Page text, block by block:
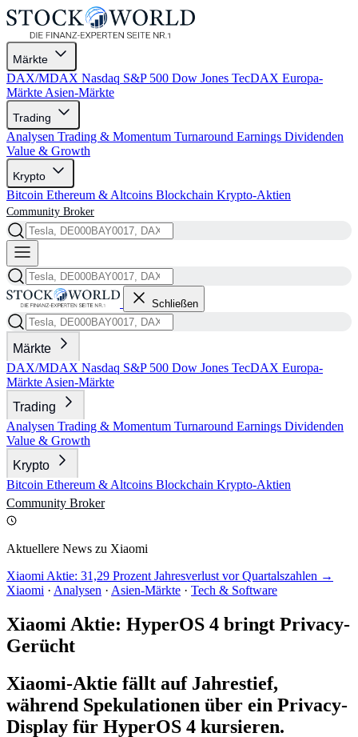
Märkte
DAX/MDAX Nasdaq S&P 500 Dow Jones TecDAX Europa-
Märkte Asien-Märkte
Trading
Analysen Trading & Momentum Turnaround Earnings Dividenden
Value & Growth
Krypto
Bitcoin Ethereum & Altcoins Blockchain Krypto-Aktien
Community Broker
Schließen
Märkte
DAX/MDAX Nasdaq S&P 500 Dow Jones TecDAX Europa-
Märkte Asien-Märkte
Trading
Analysen Trading & Momentum Turnaround Earnings Dividenden
Value & Growth
Krypto
Bitcoin Ethereum & Altcoins Blockchain Krypto-Aktien
Community Broker
Aktuellere News zu Xiaomi
Xiaomi Aktie: 31,29 Prozent Jahresverlust vor Quartalszahlen →
Xiaomi · Analysen · Asien-Märkte · Tech & Software
Xiaomi Aktie: HyperOS 4 bringt Privacy-
Gerücht
Xiaomi-Aktie fällt auf Jahrestief,
während Spekulationen über ein Privacy-
Display für HyperOS 4 kursieren.